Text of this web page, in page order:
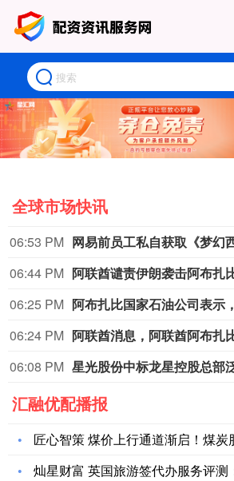
全球市场快讯
06:53 PM
06:44 PM
06:25 PM
06:24 PM
06:08 PM 星光股份中标龙星控股总部
汇融优配播报
匠心智策 煤价上行通道渐启！煤炭股走强
灿星财富 英国旅游签代办服务评测：企业